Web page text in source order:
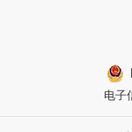
电子